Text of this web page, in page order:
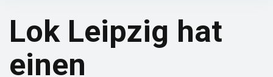
Lok Leipzig hat
einen